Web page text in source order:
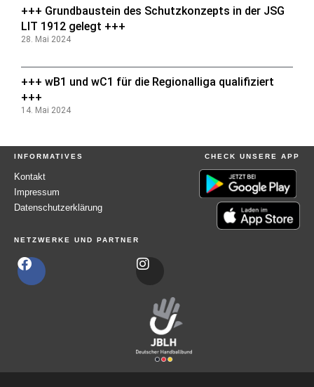
+++ Grundbaustein des Schutzkonzepts in der JSG
LIT 1912 gelegt +++
28. Mai 2024
+++ wB1 und wC1 für die Regionalliga qualifiziert
+++
14. Mai 2024
INFORMATIVES
Kontakt
Impressum
Datenschutzerklärung
CHECK UNSERE APP
NETZWERKE UND PARTNER
F
t
a
g
r
a
m